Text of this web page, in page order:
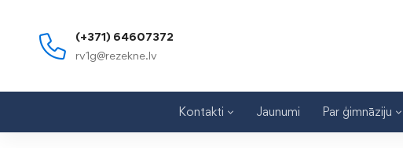
(+371) 64607372
rv1g@rezekne.lv
Kontakti Jaunumi Par ģimnāziju